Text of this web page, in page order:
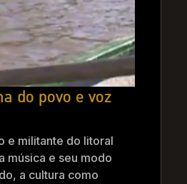
do povo e voz
e militante do litoral
música e seu modo
a cultura como